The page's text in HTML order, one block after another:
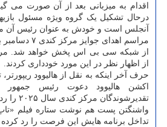
اقدام به میزبانی بعد از آن صورت می
آنجلس است و خودش به عنوان رئیس آن
مراسم اهدای
از شبکه سی بی اس پخش خواهد شد.
از اظهار نظر در این مورد خودداری کردند.
حرف آخر اینکه به نقل از هالیوود
اکشن هالیوود دعوت رئیس
تقدیرشوندگان مرکز کندی سال ۲۰۲۵ را رد کرده است.
واشنگتن پست هم نوشت ستاره فیلم
تداخل برنامه هایش این فرصت را رد